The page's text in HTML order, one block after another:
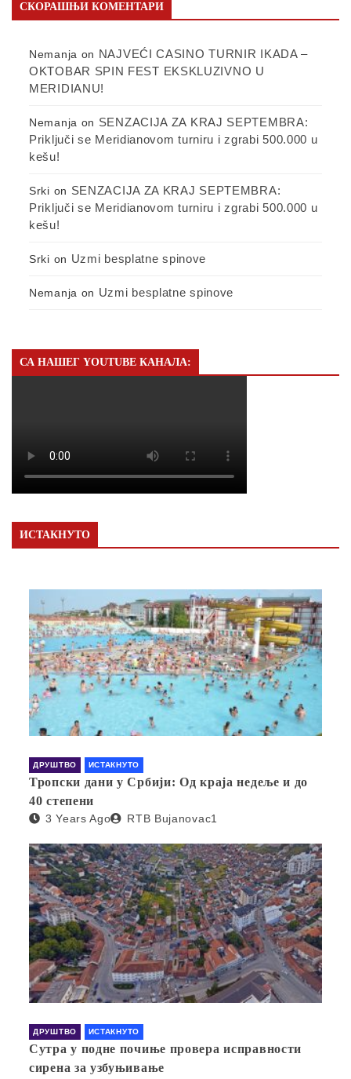
СКОРАШЊИ КОМЕНТАРИ
Nemanja on NAJVEĆI CASINO TURNIR IKADA –
OKTOBAR SPIN FEST EKSKLUZIVNO U
MERIDIANU!
Nemanja on SENZACIJA ZA KRAJ SEPTEMBRA:
Priključi se Meridianovom turniru i zgrabi 500.000 u
kešu!
Srki on SENZACIJA ZA KRAJ SEPTEMBRA:
Priključi se Meridianovom turniru i zgrabi 500.000 u
kešu!
Srki on Uzmi besplatne spinove
Nemanja on Uzmi besplatne spinove
СА НАШЕГ YOUTUBE КАНАЛА:
ИСТАКНУТО
ДРУШТВО ИСТАКНУТО
Тропски дани у Србији: Од краја недеље и до
40 степени
3 Years Ago RTB Bujanovac1
ДРУШТВО ИСТАКНУТО
Сутра у подне почиње провера исправности
сирена за узбуњивање